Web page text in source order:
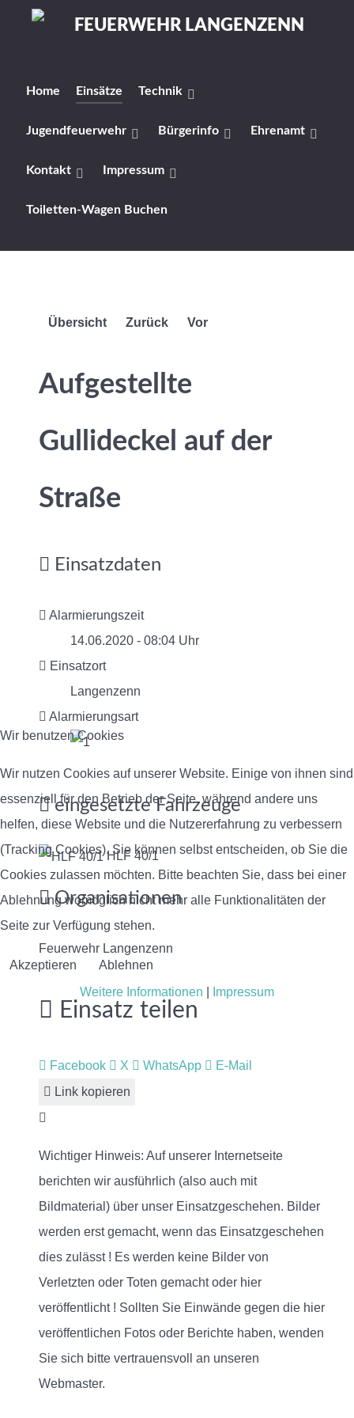
Home Einsätze Technik
Jugendfeuerwehr Bürgerinfo Ehrenamt
Kontakt Impressum
Toiletten-Wagen Buchen
Übersicht Zurück Vor
Aufgestellte
Gullideckel auf der
Straße
Einsatzdaten
Alarmierungszeit
14.06.2020 - 08:04 Uhr
Einsatzort
Langenzenn
Alarmierungsart
eingesetzte Fahrzeuge
HLF 40/1
Organisationen
Feuerwehr Langenzenn
Einsatz teilen
Facebook X WhatsApp
E-Mail
Link kopieren
Wichtiger Hinweis: Auf unserer Internetseite
berichten wir ausführlich (also auch mit
Bildmaterial) über unser Einsatzgeschehen. Bilder
werden erst gemacht, wenn das Einsatzgeschehen
dies zulässt ! Es werden keine Bilder von
Verletzten oder Toten gemacht oder hier
veröffentlicht ! Sollten Sie Einwände gegen die hier
veröffentlichen Fotos oder Berichte haben, wenden
Sie sich bitte vertrauensvoll an unseren
Webmaster.
Wir benutzen Cookies
Wir nutzen Cookies auf unserer Website. Einige von ihnen sind
essenziell für den Betrieb der Seite, während andere uns
helfen, diese Website und die Nutzererfahrung zu verbessern
(Tracking Cookies). Sie können selbst entscheiden, ob Sie die
Cookies zulassen möchten. Bitte beachten Sie, dass bei einer
Ablehnung womöglich nicht mehr alle Funktionalitäten der
Seite zur Verfügung stehen.
Akzeptieren
Ablehnen
Weitere Informationen
Impressum